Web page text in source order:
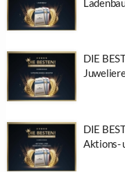
DIE
DIE
Aktions-